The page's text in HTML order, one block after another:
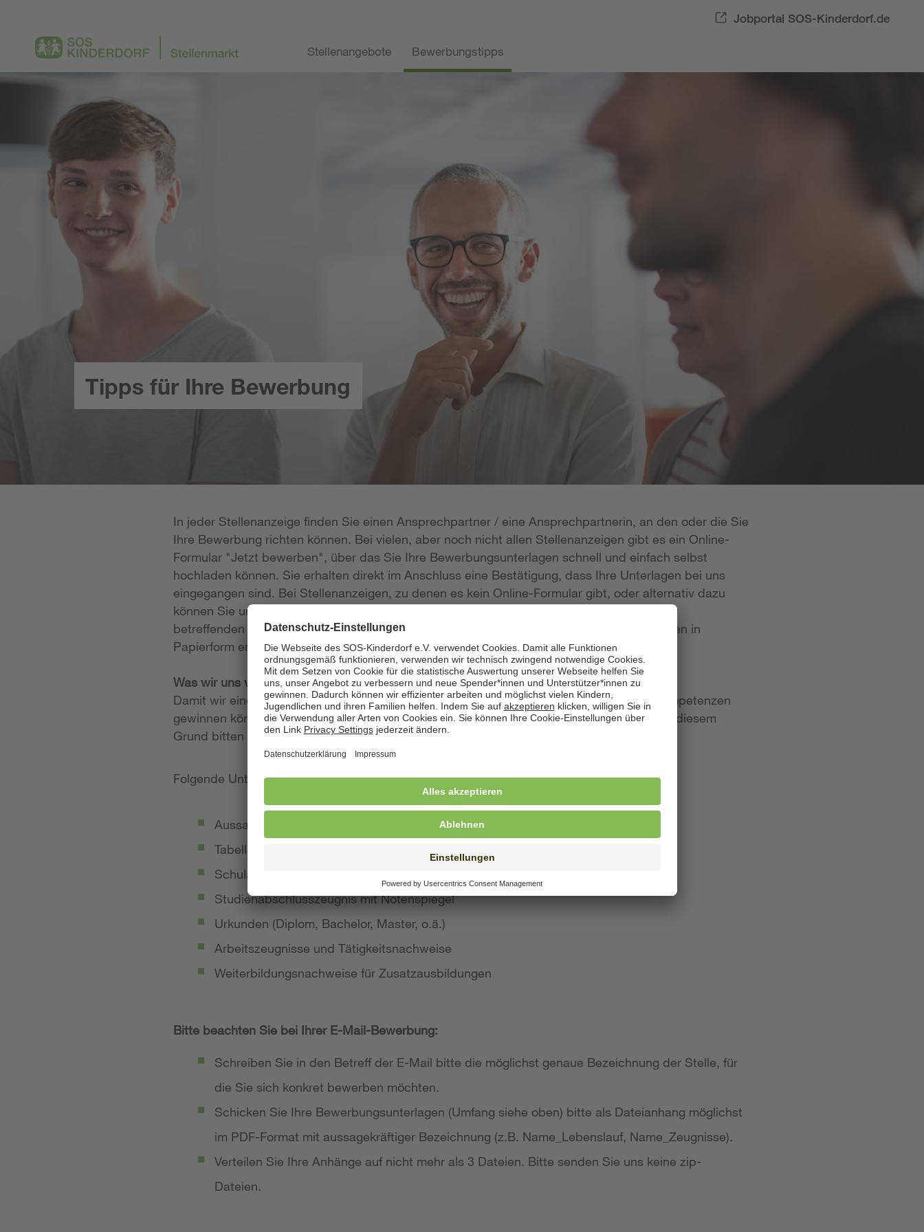
Jobportal SOS-Kinderdorf.de
Stellenangebote Bewerbungstipps
Tipps für Ihre Bewerbung
In jeder Stellenanzeige finden Sie einen Ansprechpartner / eine Ansprechpartnerin, an den oder die Sie
Ihre Bewerbung richten können. Bei vielen, aber noch nicht allen Stellenanzeigen gibt es ein Online-
Formular "Jetzt bewerben", über das Sie Ihre Bewerbungsunterlagen schnell und einfach selbst
hochladen können. Sie erhalten direkt im Anschluss eine Bestätigung, dass Ihre Unterlagen bei uns
eingegangen sind. Bei Stellenanzeigen, zu denen es kein Online-Formular gibt, oder alternativ dazu
können Sie uns Ihre Unterlagen per E-Mail zukommen lassen; die E-Mail-Adresse ist in der
betreffenden Stellenanzeige angegeben. Natürlich nehmen wir weiterhin auch Bewerbungen in
Papierform entgegen.
Was wir uns von Ihrer Bewerbung wünschen
Damit wir einen möglichst konkreten Eindruck von Ihrer Person, Ihren Fähigkeiten und Kompetenzen
gewinnen können, legen wir großen Wert auf aussagekräftige Bewerbungsunterlagen. Aus diesem
Grund bitten wir Sie, von Kurzbewerbungen abzusehen.
Folgende Unterlagen sollte Ihre Bewerbung umfassen:
Aussagekräftiges Anschreiben
Tabellarischer Lebenslauf mit qualifikationsrelevanten Inhalten
Schulabschluss- und Ausbildungszeugnisse mit Notenspiegel
Studienabschlusszeugnis mit Notenspiegel
Urkunden (Diplom, Bachelor, Master, o.ä.)
Arbeitszeugnisse und Tätigkeitsnachweise
Weiterbildungsnachweise für Zusatzausbildungen
Bitte beachten Sie bei Ihrer E-Mail-Bewerbung:
Schreiben Sie in den Betreff der E-Mail bitte die möglichst genaue Bezeichnung der Stelle, für
die Sie sich konkret bewerben möchten.
Schicken Sie Ihre Bewerbungsunterlagen (Umfang siehe oben) bitte als Dateianhang möglichst
im PDF-Format mit aussagekräftiger Bezeichnung (z.B. Name_Lebenslauf, Name_Zeugnisse).
Verteilen Sie Ihre Anhänge auf nicht mehr als 3 Dateien. Bitte senden Sie uns keine zip-
Dateien.